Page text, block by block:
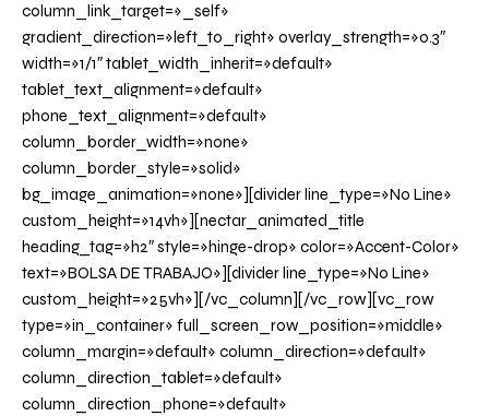
column_link_target=»_self»
gradient_direction=»left_to_right» overlay_strength=»0.3″
width=»1/1″ tablet_width_inherit=»default»
tablet_text_alignment=»default»
phone_text_alignment=»default»
column_border_width=»none»
column_border_style=»solid»
bg_image_animation=»none»][divider line_type=»No Line»
custom_height=»14vh»][nectar_animated_title
heading_tag=»h2″ style=»hinge-drop» color=»Accent-Color»
text=»BOLSA DE TRABAJO»][divider line_type=»No Line»
custom_height=»25vh»][/vc_column][/vc_row][vc_row
type=»in_container» full_screen_row_position=»middle»
column_margin=»default» column_direction=»default»
column_direction_tablet=»default»
column_direction_phone=»default»